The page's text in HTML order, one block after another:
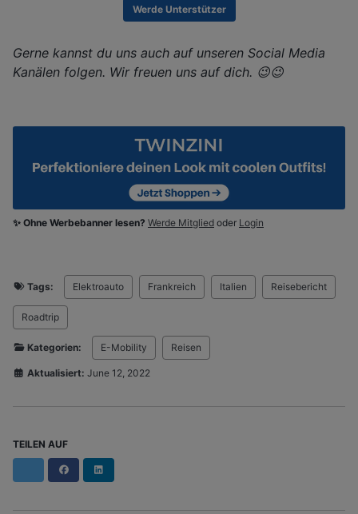
Werde Unterstützer
Gerne kannst du uns auch auf unseren Social Media
Kanälen folgen. Wir freuen uns auf dich. 😉😉
✨ Ohne Werbebanner lesen? Werde Mitglied oder Login
Tags: Elektroauto Frankreich Italien Reisebericht
Roadtrip
Kategorien: E-Mobility Reisen
Aktualisiert: June 12, 2022
TEILEN AUF
Facebook